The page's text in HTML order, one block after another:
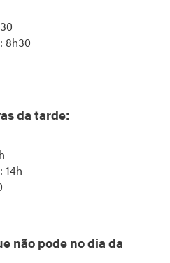
8h30
da tarde:
14h
não pode no dia da